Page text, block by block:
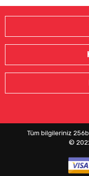
Tüm bilgileriniz
©